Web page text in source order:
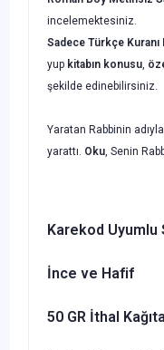
incelemektesiniz.
Sadece Türkçe
yup kitabın konusu,
şekilde edinebilirsiniz.
Yaratan Rabbinin adıyla
yarattı. Oku, Senin
Karekod Uyumlu
İnce ve Hafif
50 GR İthal